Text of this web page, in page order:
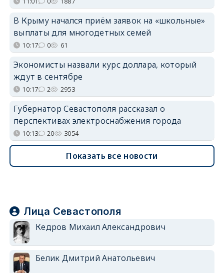
В Крыму начался приём заявок на «школьные»
выплаты для многодетных семей
10:17 0 61
Экономисты назвали курс доллара, который
ждут в сентябре
10:17 2 2953
Губернатор Севастополя рассказал о
перспективах электроснабжения города
10:13 20 3054
Показать все новости
Лица Севастополя
Кедров Михаил Александрович
Белик Дмитрий Анатольевич